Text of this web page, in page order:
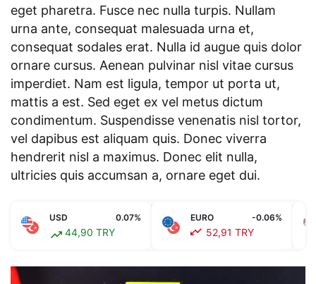
eget pharetra. Fusce nec nulla turpis. Nullam
urna ante, consequat malesuada urna et,
consequat sodales erat. Nulla id augue quis dolor
ornare cursus. Aenean pulvinar nisl vitae cursus
imperdiet. Nam est ligula, tempor ut porta ut,
mattis a est. Sed eget ex vel metus dictum
condimentum. Suspendisse venenatis nisl tortor,
vel dapibus est aliquam quis. Donec viverra
hendrerit nisl a maximus. Donec elit nulla,
ultricies quis accumsan a, ornare eget dui.
USD 0.07%
44,90 TRY
EURO -0.06%
52,91 TRY